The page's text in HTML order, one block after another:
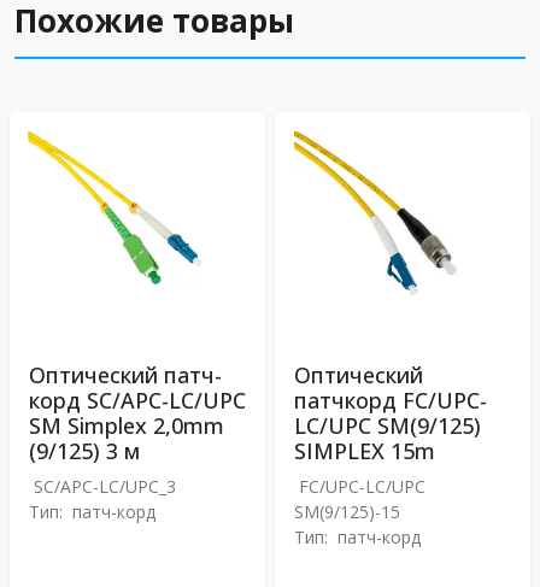
Похожие товары
Оптический патч-
корд SC/APC-LC/UPC
SM Simplex 2,0mm
(9/125) 3 м
SC/APC-LC/UPC_3
Тип: патч-корд
Оптический
патчкорд FC/UPC-
LC/UPC SM(9/125)
SIMPLEX 15m
FC/UPC-LC/UPC
SM(9/125)-15
Тип: патч-корд